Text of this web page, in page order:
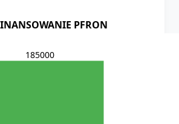
PFRON
185000